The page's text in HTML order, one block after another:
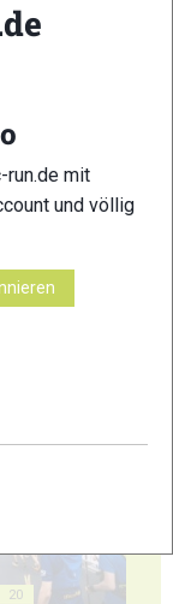
20
run.de mit
und völlig